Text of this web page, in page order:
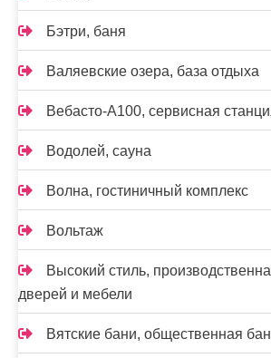
Бэтри, баня
Валяевские озера, база отдыха
Вебасто-А100, сервисная
Водолей, сауна
Волна, гостиничный комплекс
Вольтаж
Высокий стиль,
дверей и мебели
Вятские бани, общественная